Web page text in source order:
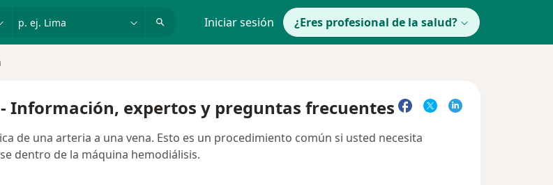
Iniciar sesión ¿Eres profesional de la salud?
Información, expertos y preguntas frecuentes
de una arteria a una vena. Esto es un procedimiento común si usted necesita
dentro de la máquina hemodiálisis.